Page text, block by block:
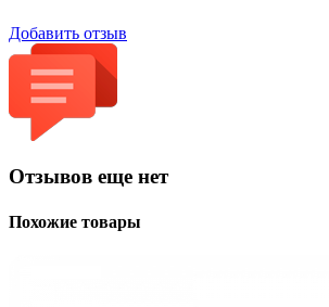
Добавить отзыв
Отзывов еще нет
Похожие товары